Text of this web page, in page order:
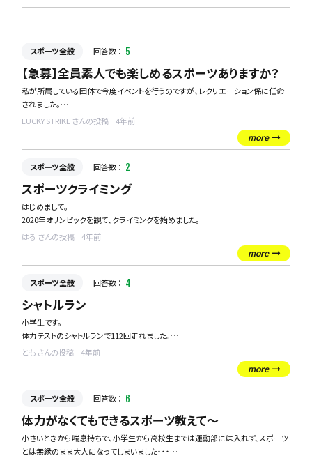
難しい質問ですが、もしそんなスポーツがありましたら、教えてください！
スポーツ全般 回答数 ： 5
【急募】全員素人でも楽しめるスポーツありますか？
私が所属している団体で今度イベントを行うのですが、レクリエーション係に任命
されました。
そこで、スポーツイベントを企画しようと思っているのですが、あまりスポーツ経験
ツや、4人程度でチームを組むスポーツなども、
リーグ戦にしてしまえばいいので、人数はとわず、いろんなスポーツを教えていただ
けると助かります！
よろしくおねがいしまーす！
LUCKY STRIKE さんの投稿
4年前
more
スポーツ全般 回答数 ： 2
スポーツクライミング
はじめまして。
2020年オリンピックを観て、クライミングを始めました。
はじめてみると思いのままに身体が動かせずにいますが、できることが徐々に増
とを知りました。
結構競技人口が多い中でオリンピック選手になるなんてすごいなと思いながら、そ
こまでの道のりに興味が湧きました。
オリンピック選手になるためには、どんな道を進んでいけばよいのでしょうか？
はる さんの投稿
4年前
more
スポーツ全般 回答数 ： 4
シャトルラン
小学生です。
体力テストのシャトルランで112回走れました。
僕は学年で一番だったんですけど、
とも さんの投稿
4年前
more
スポーツ全般 回答数 ： 6
体力がなくてもできるスポーツ教えて～
小さいときから喘息持ちで、小学生から高校生までは運動部には入れず、スポーツ
とは無縁のまま大人になってしまいました・・・